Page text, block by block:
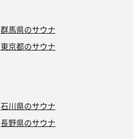
群馬県のサウナ
東京都のサウナ
石川県のサウナ
長野県のサウナ